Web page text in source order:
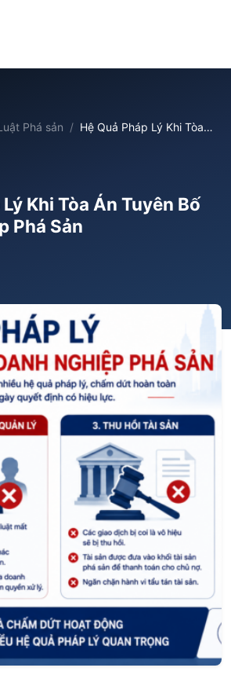
Phá sản Hệ Quả Pháp Lý Khi Tòa…
Khi Tòa Án Tuyên Bố
Phá Sản